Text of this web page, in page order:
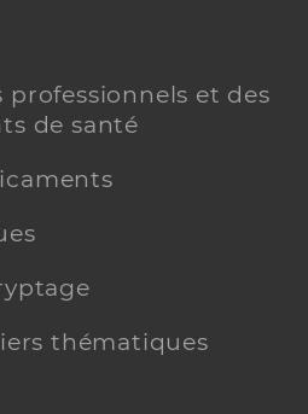
professionnels et des
de santé
thématiques